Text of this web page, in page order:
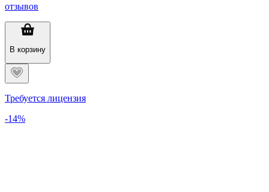
отзывов
В корзину
Требуется лицензия
-14%